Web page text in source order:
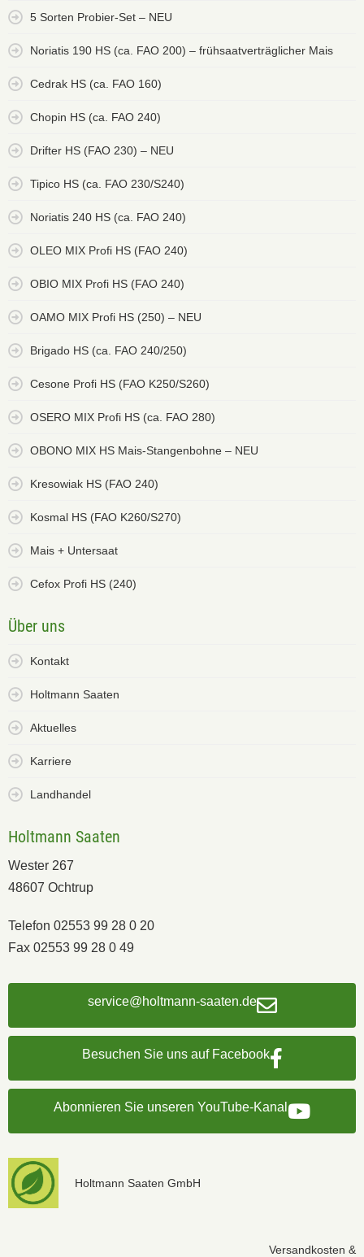
5 Sorten Probier-Set – NEU
Noriatis 190 HS (ca. FAO 200) – frühsaatverträglicher Mais
Cedrak HS (ca. FAO 160)
Chopin HS (ca. FAO 240)
Drifter HS (FAO 230) – NEU
Tipico HS (ca. FAO 230/S240)
Noriatis 240 HS (ca. FAO 240)
OLEO MIX Profi HS (FAO 240)
OBIO MIX Profi HS (FAO 240)
OAMO MIX Profi HS (250) – NEU
Brigado HS (ca. FAO 240/250)
Cesone Profi HS (FAO K250/S260)
OSERO MIX Profi HS (ca. FAO 280)
OBONO MIX HS Mais-Stangenbohne – NEU
Kresowiak HS (FAO 240)
Kosmal HS (FAO K260/S270)
Mais + Untersaat
Cefox Profi HS (240)
Über uns
Kontakt
Holtmann Saaten
Aktuelles
Karriere
Landhandel
Holtmann Saaten
Wester 267
48607 Ochtrup
Telefon 02553 99 28 0 20
Fax 02553 99 28 0 49
service@holtmann-saaten.de
Besuchen Sie uns auf Facebook
Abonnieren Sie unseren YouTube-Kanal
Holtmann Saaten GmbH
Versandkosten &